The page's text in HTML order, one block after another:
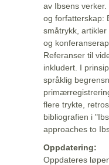
av Ibsens
og forfatterskap:
småtrykk,
og
Referanser til
inkludert. I
språklig
flere trykte,
bibliografien i
approaches to
Oppdatering:
Oppdateres